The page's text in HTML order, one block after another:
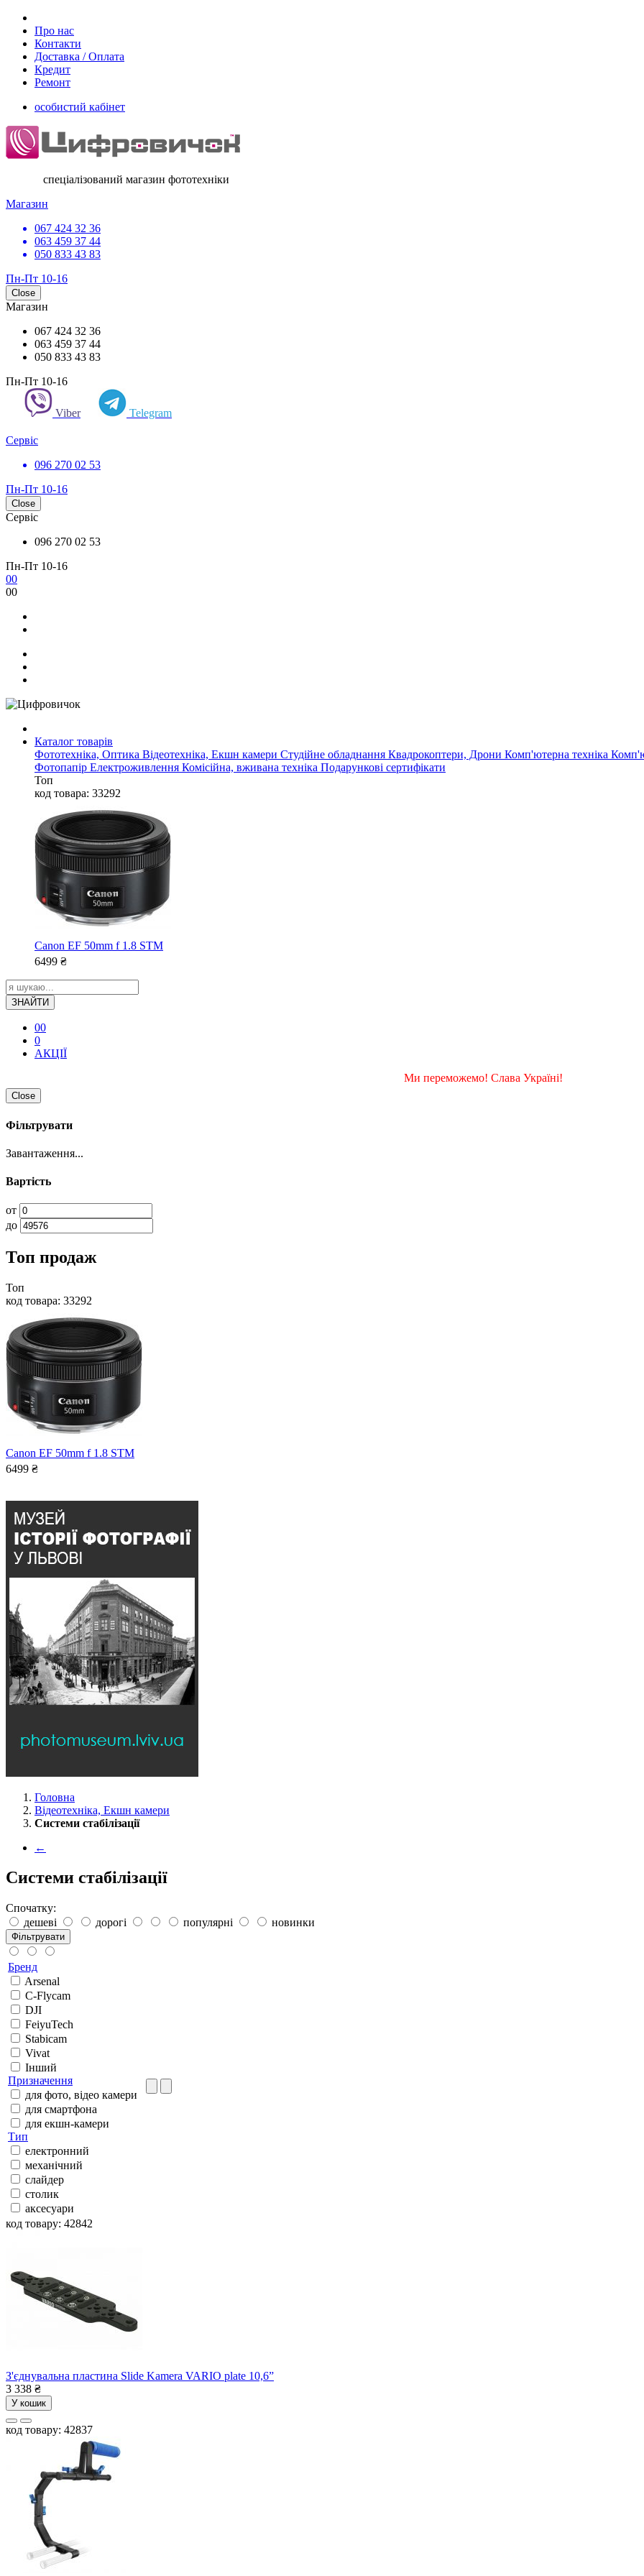
Про нас
Контакти
Доставка / Оплата
Кредит
Ремонт
особистий кабінет
спеціалізований магазин фототехніки
Магазин
067 424 32 36
063 459 37 44
050 833 43 83
Пн-Пт 10-16
Close
Магазин
067 424 32 36
063 459 37 44
050 833 43 83
Пн-Пт 10-16
Viber Telegram
Сервіс
096 270 02 53
Пн-Пт 10-16
Close
Сервіс
096 270 02 53
Пн-Пт 10-16
00
00
Каталог товарів
Фототехніка, Оптика Відеотехніка, Екшн камери Студійне обладнання Квадрокоптери, Дрони Комп'ютерна техніка
Фотопапір Електроживлення Комісійна, вживана техніка Подарункові сертифікати
Топ
код товара: 33292
Canon EF 50mm f 1.8 STM
6499 ₴
ЗНАЙТИ
00
0
АКЦІЇ
Ми переможемо! Слава Україні!
Close
Фільтрувати
Завантаження...
Вартість
от
до
Топ продаж
Топ
код товара: 33292
Canon EF 50mm f 1.8 STM
6499 ₴
Головна
Відеотехніка, Екшн камери
Системи стабілізації
←
Системи стабілізації
Спочатку:
дешеві
дорогі популярні новинки
Фільтрувати
Бренд
Arsenal
C-Flycam
DJI
FeiyuTech
Stabicam
Vivat
Інший
Призначення
для фото, відео камери
для смартфона
для екшн-камери
Тип
електронний
механічний
слайдер
столик
аксесуари
код товару: 42842
З'єднувальна пластина Slide Kamera VARIO plate 10,6”
3 338 ₴
У кошик
код товару: 42837